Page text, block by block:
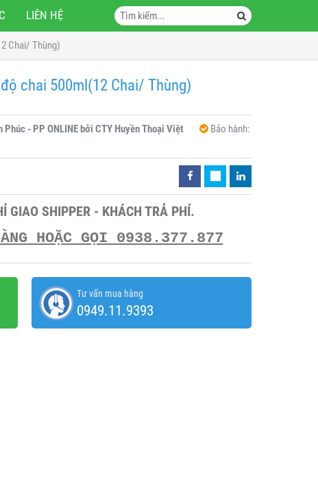
LIÊN HỆ
Chai/ Thùng)
chai 500ml(12 Chai/ Thùng)
Phúc - PP ONLINE bởi CTY Huyền Thoại Việt
Bảo hành:
GIAO SHIPPER - KHÁCH TRẢ PHÍ.
HOẶC GỌI 0938.377.877
Tư vấn mua hàng
0949.11.9393